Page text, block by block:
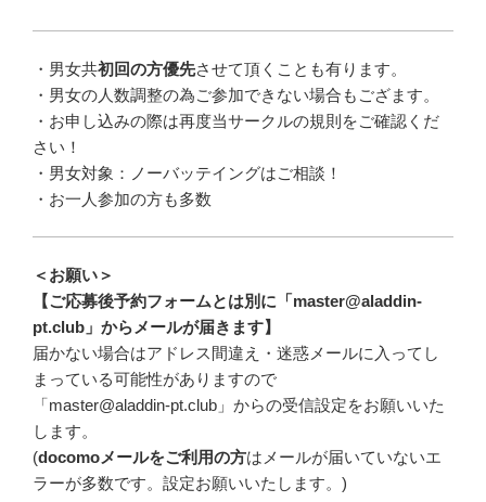
・男女共初回の方優先させて頂くことも有ります。
・男女の人数調整の為ご参加できない場合もござます。
・お申し込みの際は再度当サークルの規則をご確認くだ
さい！
・男女対象：ノーバッテイングはご相談！
・お一人参加の方も多数
＜お願い＞
【ご応募後予約フォームとは別に「master@aladdin-
pt.club」からメールが届きます】
届かない場合はアドレス間違え・迷惑メールに入ってし
まっている可能性がありますので
「master@aladdin-pt.club」からの受信設定をお願いいた
します。
(docomoメールをご利用の方はメールが届いていないエ
ラーが多数です。設定お願いいたします。)